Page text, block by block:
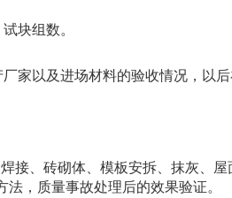
块组数。
家以及进场材料的验收情况，以后
接、砖砌体、模板安拆、抹灰、
，质量事故处理后的效果验证。